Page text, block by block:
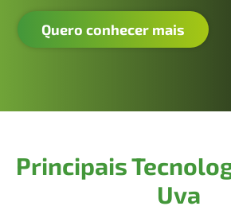
Quero conhecer mais
Principais
Uva